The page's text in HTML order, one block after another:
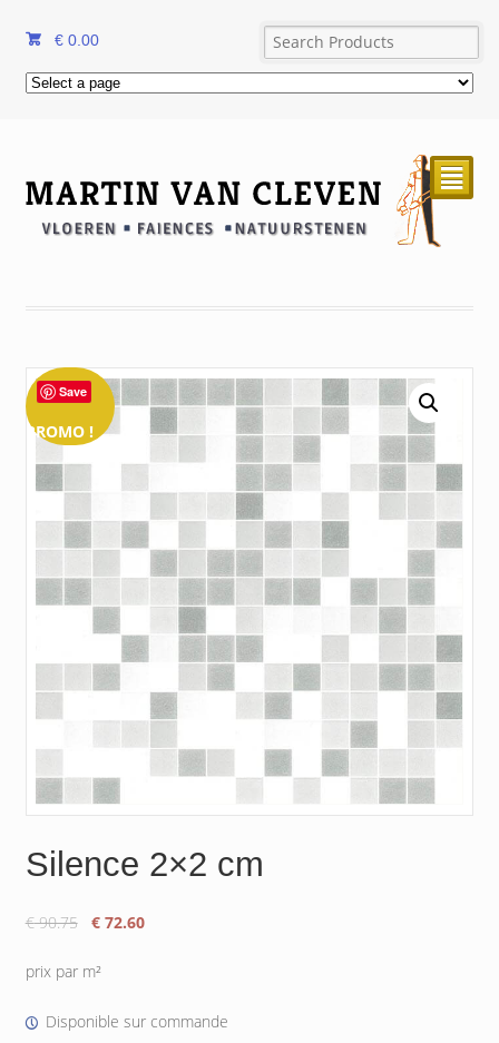
€ 0.00
²
PROMO !
Save
Silence 2×2 cm
€90.75
Le
initial
€ 90.75.
€ 72.60Le
€ 72.60.
prix par m²
Disponible sur commande